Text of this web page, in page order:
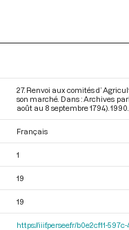
27. Renvoi aux comités d’
son marché. Dans : Archives
août au 8 septembre 1794) . 1990.
Français
1
19
19
https://iiif.persee.fr/b0e2cf11-